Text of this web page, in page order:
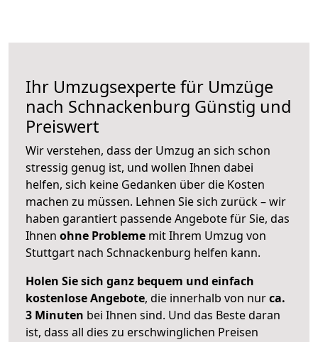
Ihr Umzugsexperte für Umzüge
nach Schnackenburg Günstig und
Preiswert
Wir verstehen, dass der Umzug an sich schon
stressig genug ist, und wollen Ihnen dabei
helfen, sich keine Gedanken über die Kosten
machen zu müssen. Lehnen Sie sich zurück – wir
haben garantiert passende Angebote für Sie, das
Ihnen ohne Probleme mit Ihrem Umzug von
Stuttgart nach Schnackenburg helfen kann.
Holen Sie sich ganz bequem und einfach
kostenlose Angebote, die innerhalb von nurca.
3 Minuten bei Ihnen sind. Und das Beste daran
ist, dass all dies zu erschwinglichen Preisen